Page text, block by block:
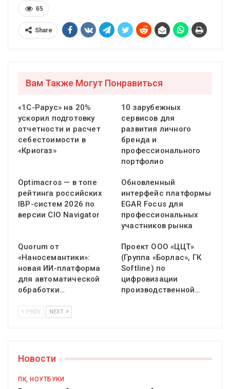
65
Share
Вам Также Могут Понравиться
«1С-Рарус» на 20%
ускорил подготовку
отчетности и расчет
себестоимости в
«Криогаз»
10 зарубежных
сервисов для
развития личного
бренда и
профессионального
портфолио
Optimacros — в топе
рейтинга российских
IBP-систем 2026 по
версии CIO Navigator
Обновленный
интерфейс платформы
EGAR Focus для
профессиональных
участников рынка
Quorum от
«Наносемантики»:
новая ИИ-платформа
для автоматической
обработки…
Проект ООО «ЦЦТ»
(Группа «Борлас», ГК
Softline) по
цифровизации
производственной…
PREV NEXT
Новости
ПК, НОУТБУКИ